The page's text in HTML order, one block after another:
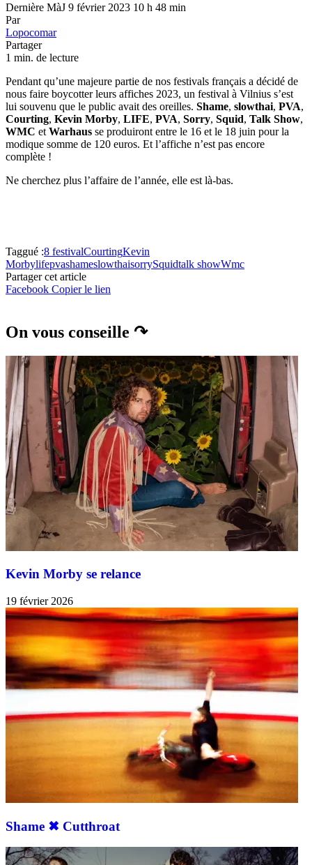
Dernière MàJ 9 février 2023 10 h 48 min
Par
Lopocomar
Partager
1 min. de lecture
Pendant qu’une majeure partie de nos festivals français a décidé de
nous faire boycotter leurs affiches 2023, un festival à Vilnius s’est
lui souvenu que le public avait des oreilles. Shame, slowthai, PVA,
Courting, Kevin Morby, LIFE, PVA, Sorry, Squid, Talk Show,
WMC et Warhaus se produiront entre le 16 et le 18 juin pour la
modique somme de 120 euros. Et l’affiche n’est pas encore
complète !
Ne cherchez plus l’affaire de l’année, elle est là-bas.
Taggué :8 festivalCourtingKevin
MorbylifepvashameslowthaisorrySquidtalk showWmc
Partager cet article
Facebook Copier le lien
On vous conseille ↷
Kevin Morby se relance
19 février 2026
Shame ✖︎ Cutthroat